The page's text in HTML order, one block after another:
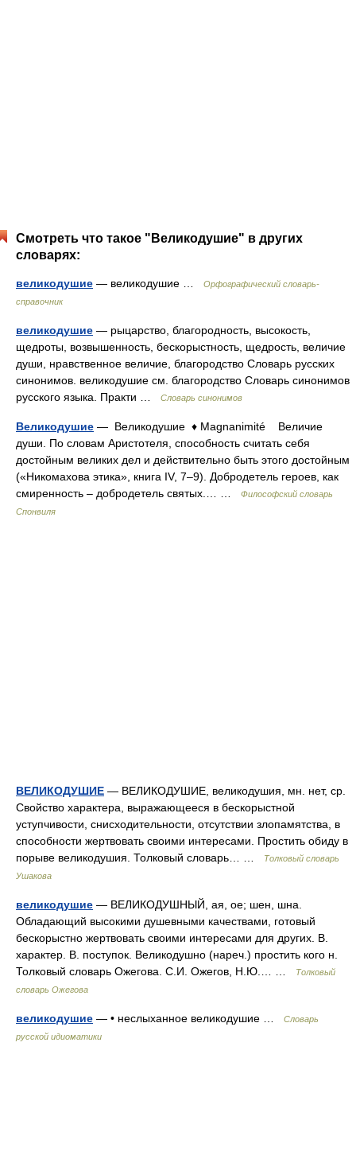
Смотреть что такое "Великодушие" в других
словарях:
великодушие — великодушие …
Орфографический словарь-
справочник
великодушие — рыцарство, благородность, высокость,
щедроты, возвышенность, бескорыстность, щедрость, величие
души, нравственное величие, благородство Словарь русских
синонимов. великодушие см. благородство Словарь синонимов
русского языка. Практи …
Словарь синонимов
Великодушие — Великодушие ♦ Magnanimité Величие
души. По словам Аристотеля, способность считать себя
достойным великих дел и действительно быть этого достойным
(«Никомахова этика», книга IV, 7–9). Добродетель героев, как
смиренность – добродетель святых.… …
Философский словарь
Спонвиля
ВЕЛИКОДУШИЕ — ВЕЛИКОДУШИЕ, великодушия, мн. нет, ср.
Свойство характера, выражающееся в бескорыстной
уступчивости, снисходительности, отсутствии злопамятства, в
способности жертвовать своими интересами. Простить обиду в
порыве великодушия. Толковый словарь… …
Толковый словарь
Ушакова
великодушие — ВЕЛИКОДУШНЫЙ, ая, ое; шен, шна.
Обладающий высокими душевными качествами, готовый
бескорыстно жертвовать своими интересами для других. В.
характер. В. поступок. Великодушно (нареч.) простить кого н.
Толковый словарь Ожегова. С.И. Ожегов, Н.Ю.… …
Толковый
словарь Ожегова
великодушие — • неслыханное великодушие …
Словарь
русской идиоматики